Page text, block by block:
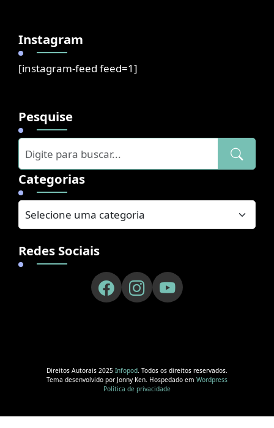
Instagram
[instagram-feed feed=1]
Pesquise
Categorias
Redes Sociais
Direitos Autorais 2025 Infopod. Todos os direitos reservados.
Tema desenvolvido por Jonny Ken. Hospedado em Wordpress
Política de privacidade